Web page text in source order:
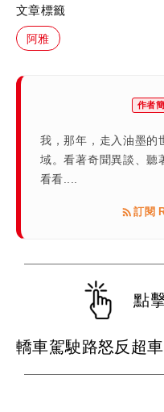
文章標籤
阿雅
作者
我，那年，走入油墨的
域。看著奇聞異談、聽
看看....
訂閱
點